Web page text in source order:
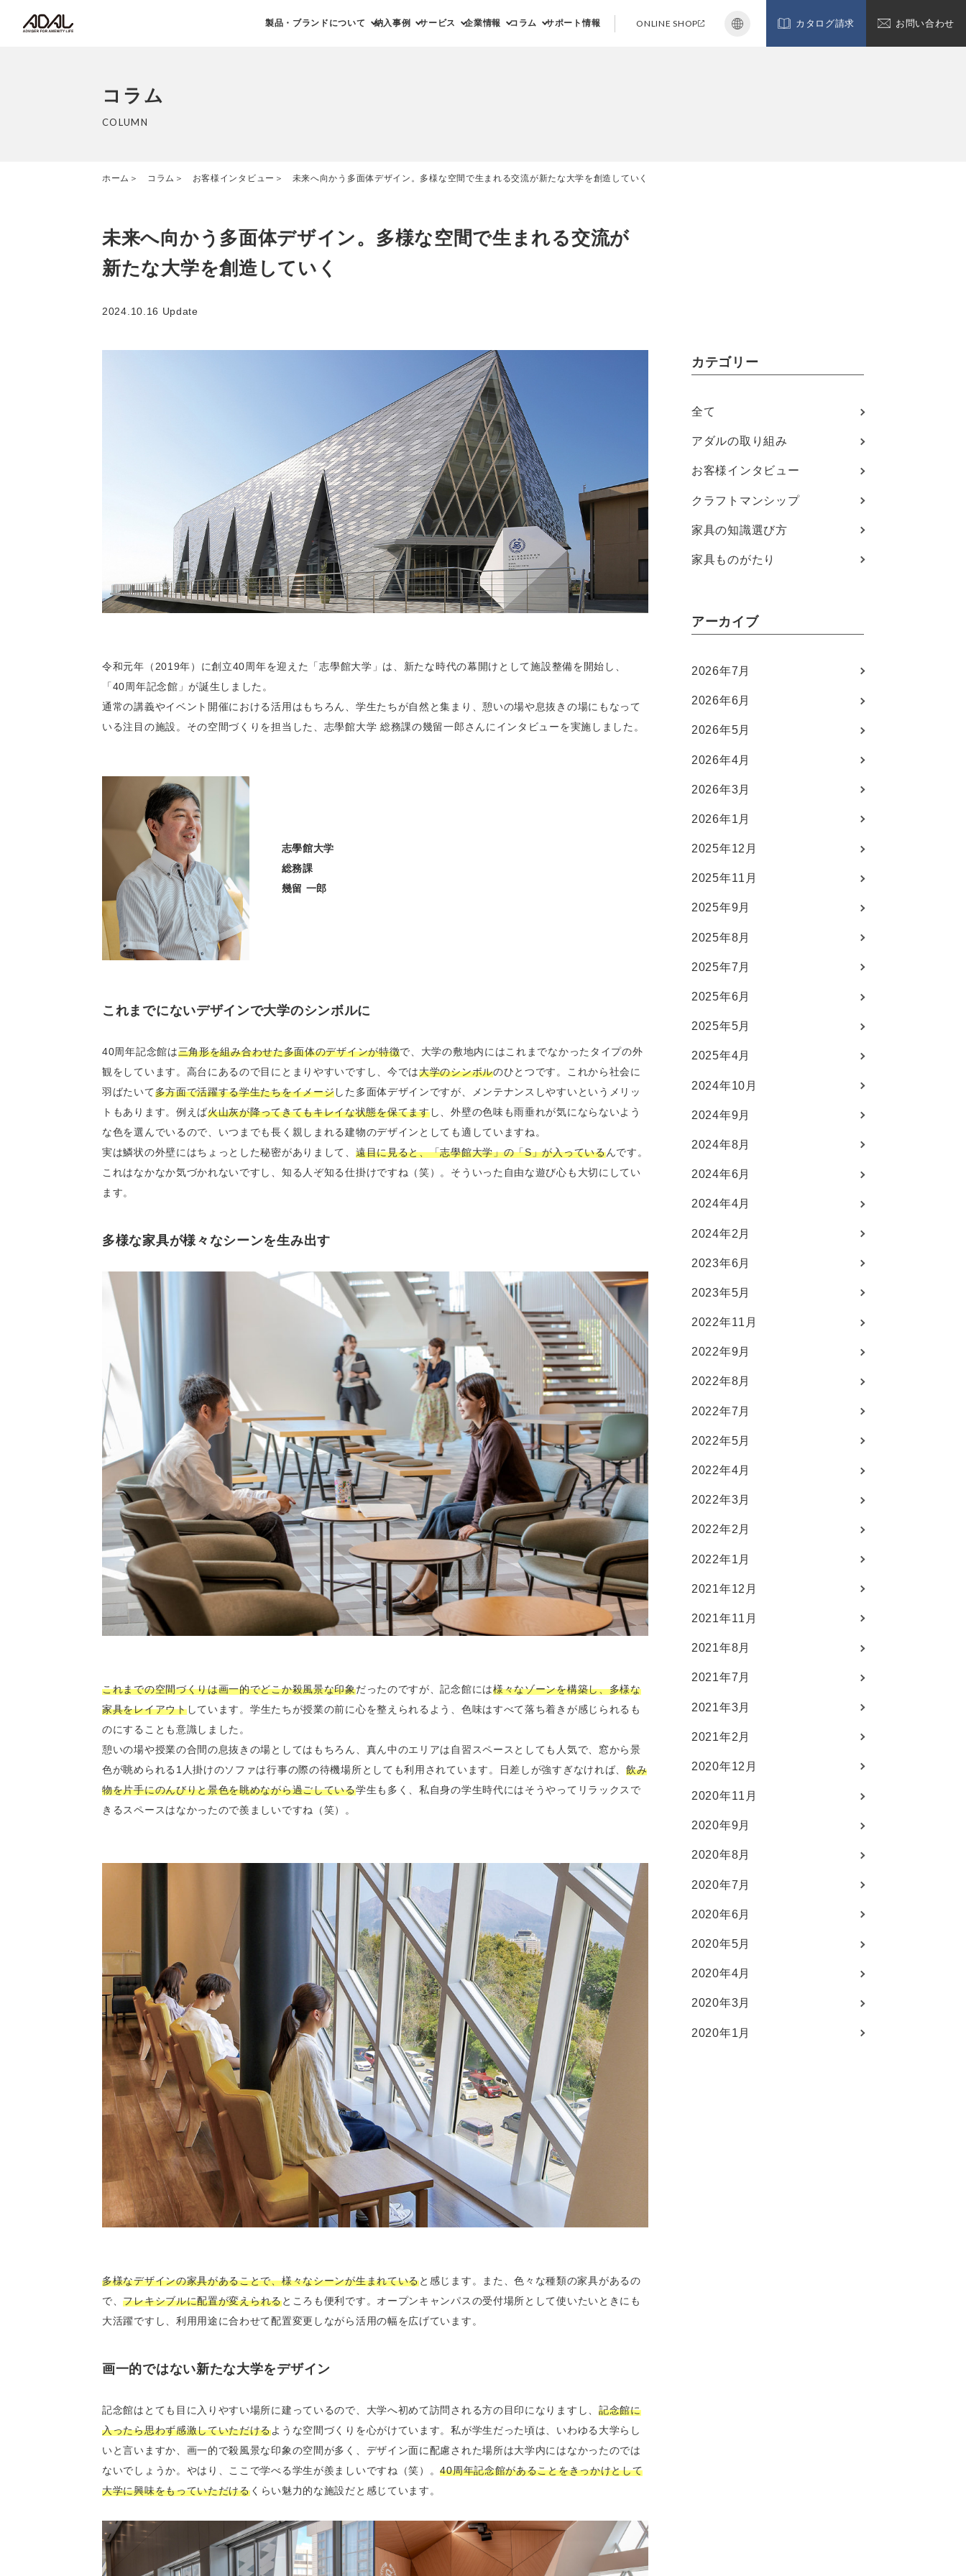
カタログ請求 お問い合わせ
製品・ブランドについて 納入事例 サービス 企業情報 コラム サポート情報 ONLINE SHOP
コラム
COLUMN
ホーム コラム お客様インタビュー 未来へ向かう多面体デザイン。多様な空間で生まれる交流が新たな大学を創造していく
未来へ向かう多面体デザイン。多様な空間で生まれる交流が
新たな大学を創造していく
2024.10.16 Update
令和元年（2019年）に創立40周年を迎えた「志學館大学」は、新たな時代の幕開けとして施設整備を開始し、
「40周年記念館」が誕生しました。
通常の講義やイベント開催における活用はもちろん、学生たちが自然と集まり、憩いの場や息抜きの場にもなって
いる注目の施設。その空間づくりを担当した、志學館大学 総務課の幾留一郎さんにインタビューを実施しました。
志學館大学
総務課
幾留 一郎
これまでにないデザインで大学のシンボルに
40周年記念館は三角形を組み合わせた多面体のデザインが特徴で、大学の敷地内にはこれまでなかったタイプの外
観をしています。高台にあるので目にとまりやすいですし、今では大学のシンボルのひとつです。これから社会に
羽ばたいて多方面で活躍する学生たちをイメージした多面体デザインですが、メンテナンスしやすいというメリッ
トもあります。例えば火山灰が降ってきてもキレイな状態を保てますし、外壁の色味も雨垂れが気にならないよう
な色を選んでいるので、いつまでも長く親しまれる建物のデザインとしても適していますね。
実は鱗状の外壁にはちょっとした秘密がありまして、 遠目に見ると、「志學館大学」の「S」が入っているんです。
これはなかなか気づかれないですし、知る人ぞ知る仕掛けですね（笑）。そういった自由な遊び心も大切にしてい
ます。
多様な家具が様々なシーンを生み出す
これまでの空間づくりは画一的でどこか殺風景な印象だったのですが、記念館には様々なゾーンを構築し、多様な
家具をレイアウトしています。学生たちが授業の前に心を整えられるよう、色味はすべて落ち着きが感じられるも
のにすることも意識しました。
憩いの場や授業の合間の息抜きの場としてはもちろん、真ん中のエリアは自習スペースとしても人気で、窓から景
色が眺められる1人掛けのソファは行事の際の待機場所としても利用されています。日差しが強すぎなければ、 飲み
物を片手にのんびりと景色を眺めながら過ごしている学生も多く、私自身の学生時代にはそうやってリラックスで
きるスペースはなかったので羨ましいですね（笑）。
多様なデザインの家具があることで、様々なシーンが生まれていると感じます。また、色々な種類の家具があるの
で、フレキシブルに配置が変えられるところも便利です。オープンキャンパスの受付場所として使いたいときにも
大活躍ですし、利用用途に合わせて配置変更しながら活用の幅を広げています。
画一的ではない新たな大学をデザイン
記念館はとても目に入りやすい場所に建っているので、大学へ初めて訪問される方の目印になりますし、 記念館に
入ったら思わず感激していただけるような空間づくりを心がけています。私が学生だった頃は、いわゆる大学らし
いと言いますか、画一的で殺風景な印象の空間が多く、デザイン面に配慮された場所は大学内にはなかったのでは
ないでしょうか。やはり、ここで学べる学生が羨ましいですね（笑）。40周年記念館があることをきっかけとして
大学に興味をもっていただけるくらい魅力的な施設だと感じています。
カテゴリー
全て
アダルの取り組み
お客様インタビュー
クラフトマンシップ
家具の知識選び方
家具ものがたり
アーカイブ
2026年7月
2026年6月
2026年5月
2026年4月
2026年3月
2026年1月
2025年12月
2025年11月
2025年9月
2025年8月
2025年7月
2025年6月
2025年5月
2025年4月
2024年10月
2024年9月
2024年8月
2024年6月
2024年4月
2024年2月
2023年6月
2023年5月
2022年11月
2022年9月
2022年8月
2022年7月
2022年5月
2022年4月
2022年3月
2022年2月
2022年1月
2021年12月
2021年11月
2021年8月
2021年7月
2021年3月
2021年2月
2020年12月
2020年11月
2020年9月
2020年8月
2020年7月
2020年6月
2020年5月
2020年4月
2020年3月
2020年1月